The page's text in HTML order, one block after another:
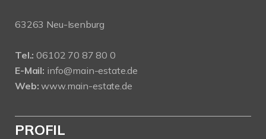
63263 Neu-Isenburg
Tel.: 06102 70 87 80 0
E-Mail: info@main-estate.de
Web: www.main-estate.de
PROFIL